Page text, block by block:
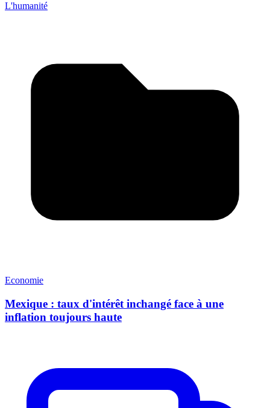
L'humanité
Economie
Mexique : taux d'intérêt inchangé face à une
inflation toujours haute